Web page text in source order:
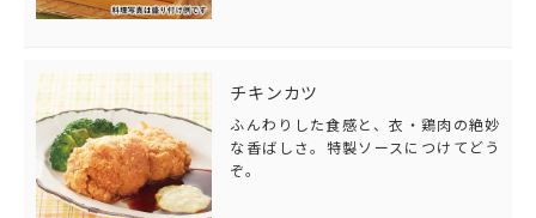
チキンカツ
ふんわりした食感と、衣・鶏肉の絶妙
な香ばしさ。特製ソースにつけてどう
ぞ。